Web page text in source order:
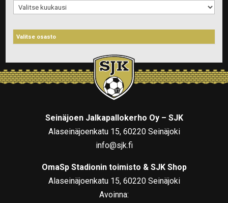
Arkistot
Seinäjoen Jalkapallokerho Oy – SJK
Alaseinäjoenkatu 15, 60220 Seinäjoki
info@sjk.fi
OmaSp Stadionin toimisto & SJK Shop
Alaseinäjoenkatu 15, 60220 Seinäjoki
Avoinna: